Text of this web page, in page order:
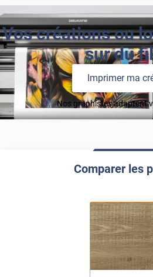
Vos créations ou
sur du
Imprimer ma
Nos graphistes adaptent
Comparer les